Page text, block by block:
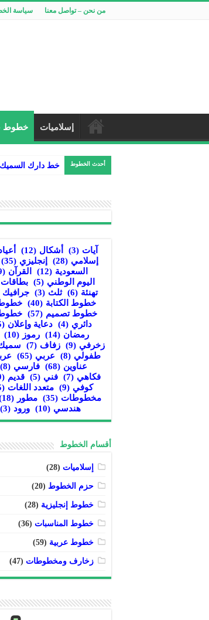
من نحن – تواصل معنا سياسة
إسلاميات خطوط
أحدث الخطوط خط دارك السميك
آيات (3) أشكال (12)
إسلامي (28) إنجليزي (35)
السعودية (12) القرآن (9)
اليوم الوطني (5) بطاقات
تهنئة (6) ثلث (3) جرافيك
خطوط الكتابة (40)
خطوط تصميم (57)
دائري (4) دعاية وإعلان (25)
رمضان (14) رموز (10)
زخرفي (9) زفاف (7)
طفولي (8) عربي (65)
عناوين (68) فارسي (8)
فكاهي (7) فني (5) قديم (9)
كوفي (9) متعدد اللغات (5)
مخطوطات (35) مطور (18)
هندسي (10) ورود (3)
أقسام الخطوط
إسلاميات (28)
حزم الخطوط (20)
خطوط إنجليزية (28)
خطوط المناسبات (36)
خطوط عربية (59)
زخارف ومخطوطات (47)